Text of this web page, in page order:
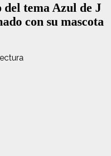
tema Azul de J
con su mascota